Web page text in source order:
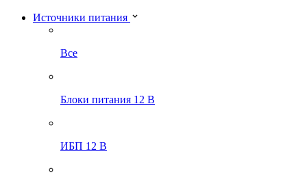
Источники питания
Все
Блоки питания 12 В
ИБП 12 В